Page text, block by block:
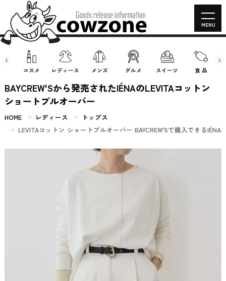
コスメ レディース メンズ グルメ スイーツ 食 品
MENU
BAYCREW'Sから発売されたIÉNAのLEVITAコットン
ショートプルオーバー
HOME レディース
トップス
LEVITAコットン ショートプルオーバー BAYCREW'Sで購入できるIÉNA